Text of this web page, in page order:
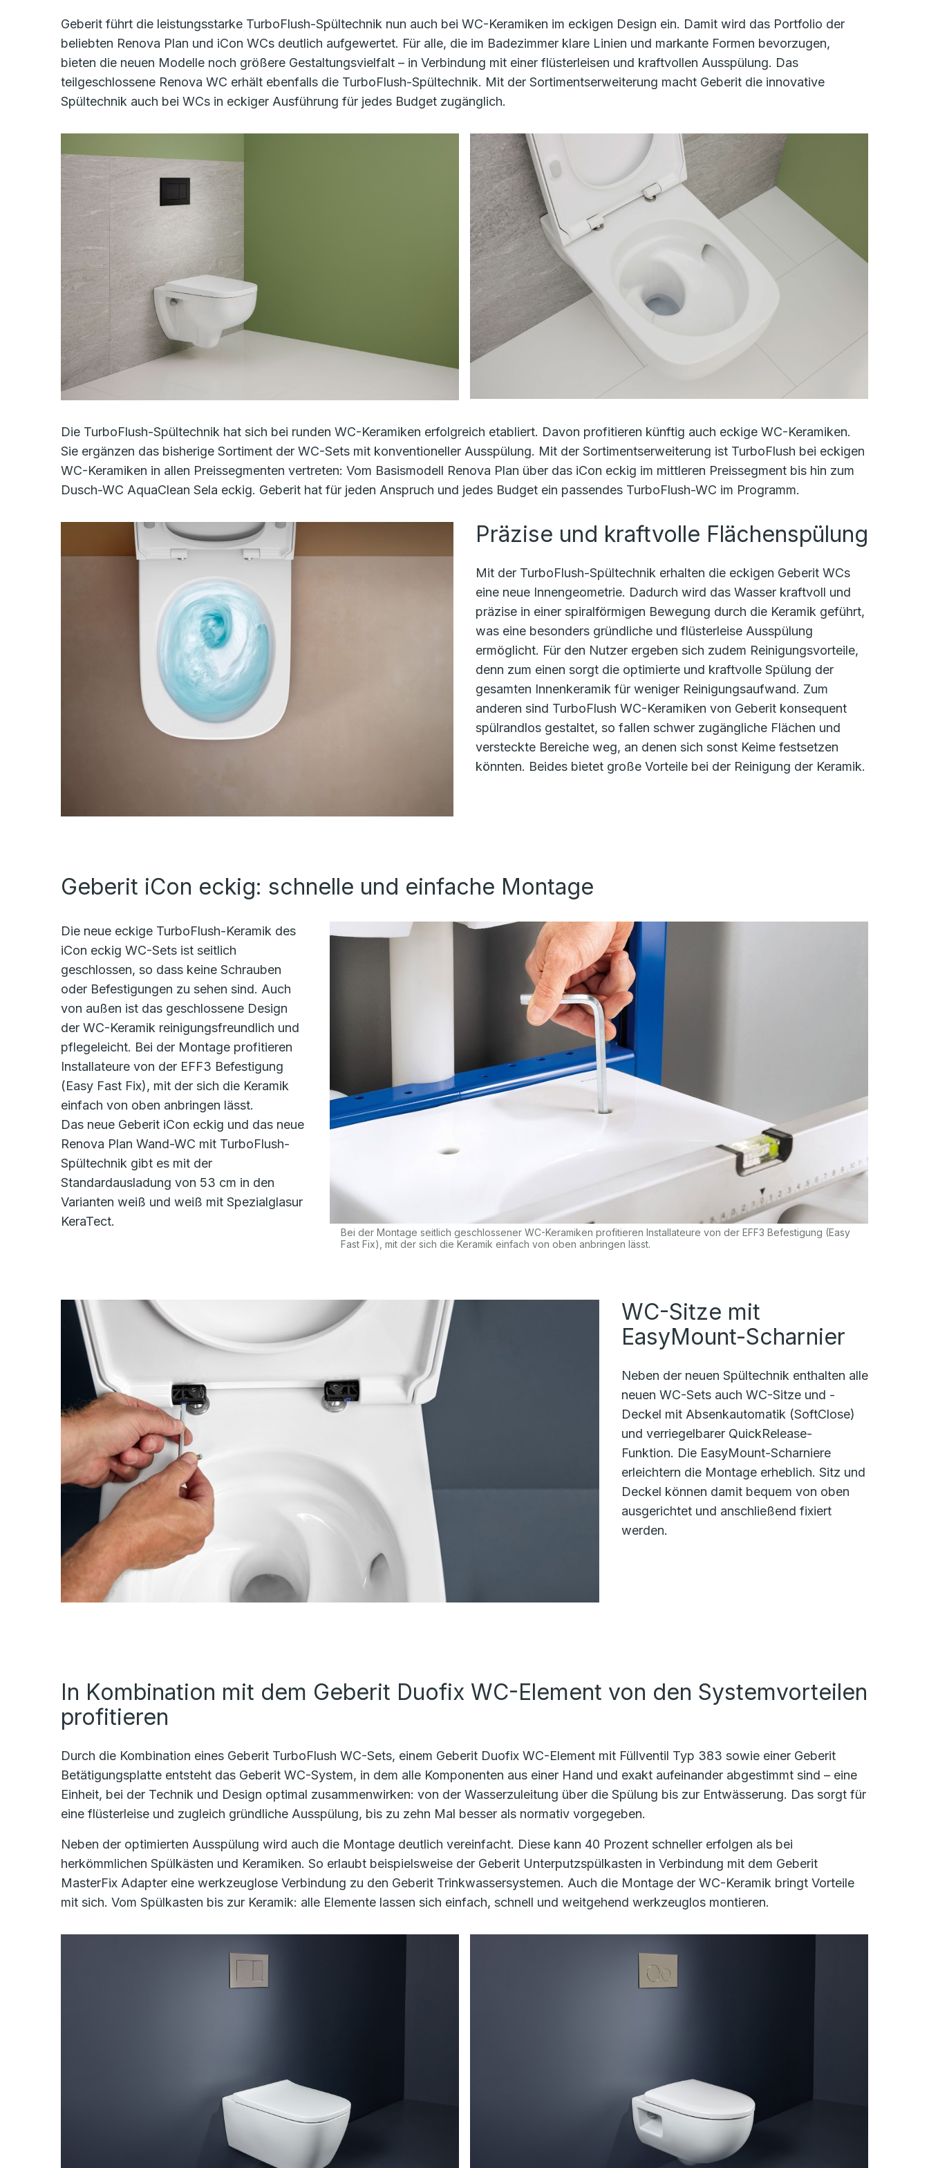
Geberit führt die leistungsstarke TurboFlush-Spültechnik nun auch bei WC-Keramiken im eckigen Design ein. Damit wird das Portfolio der
beliebten Renova Plan und iCon WCs deutlich aufgewertet. Für alle, die im Badezimmer klare Linien und markante Formen bevorzugen,
bieten die neuen Modelle noch größere Gestaltungsvielfalt – in Verbindung mit einer flüsterleisen und kraftvollen Ausspülung. Das
teilgeschlossene Renova WC erhält ebenfalls die TurboFlush-Spültechnik. Mit der Sortimentserweiterung macht Geberit die innovative
Spültechnik auch bei WCs in eckiger Ausführung für jedes Budget zugänglich.
Die TurboFlush-Spültechnik hat sich bei runden WC-Keramiken erfolgreich etabliert. Davon profitieren künftig auch eckige WC-Keramiken.
Sie ergänzen das bisherige Sortiment der WC-Sets mit konventioneller Ausspülung. Mit der Sortimentserweiterung ist TurboFlush bei eckigen
WC-Keramiken in allen Preissegmenten vertreten: Vom Basismodell Renova Plan über das iCon eckig im mittleren Preissegment bis hin zum
Dusch-WC AquaClean Sela eckig. Geberit hat für jeden Anspruch und jedes Budget ein passendes TurboFlush-WC im Programm.
Präzise und kraftvolle Flächenspülung
Mit der TurboFlush-Spültechnik erhalten die eckigen Geberit WCs
eine neue Innengeometrie. Dadurch wird das Wasser kraftvoll und
präzise in einer spiralförmigen Bewegung durch die Keramik geführt,
was eine besonders gründliche und flüsterleise Ausspülung
ermöglicht. Für den Nutzer ergeben sich zudem Reinigungsvorteile,
denn zum einen sorgt die optimierte und kraftvolle Spülung der
gesamten Innenkeramik für weniger Reinigungsaufwand. Zum
anderen sind TurboFlush WC-Keramiken von Geberit konsequent
spülrandlos gestaltet, so fallen schwer zugängliche Flächen und
versteckte Bereiche weg, an denen sich sonst Keime festsetzen
könnten. Beides bietet große Vorteile bei der Reinigung der Keramik.
Geberit iCon eckig: schnelle und einfache Montage
Bei der Montage seitlich geschlossener WC-Keramiken profitieren Installateure von der EFF3 Befestigung (Easy
Fast Fix), mit der sich die Keramik einfach von oben anbringen lässt.
Die neue eckige TurboFlush-Keramik des
iCon eckig WC-Sets ist seitlich
geschlossen, so dass keine Schrauben
oder Befestigungen zu sehen sind. Auch
von außen ist das geschlossene Design
der WC-Keramik reinigungsfreundlich und
pflegeleicht. Bei der Montage profitieren
Installateure von der EFF3 Befestigung
(Easy Fast Fix), mit der sich die Keramik
einfach von oben anbringen lässt.
Das neue Geberit iCon eckig und das neue
Renova Plan Wand-WC mit TurboFlush-
Spültechnik gibt es mit der
Standardausladung von 53 cm in den
Varianten weiß und weiß mit Spezialglasur
KeraTect.
WC-Sitze mit
EasyMount-Scharnier
Neben der neuen Spültechnik enthalten alle
neuen WC-Sets auch WC-Sitze und -
Deckel mit Absenkautomatik (SoftClose)
und verriegelbarer QuickRelease-
Funktion. Die EasyMount-Scharniere
erleichtern die Montage erheblich. Sitz und
Deckel können damit bequem von oben
ausgerichtet und anschließend fixiert
werden.
In Kombination mit dem Geberit Duofix WC-Element von den Systemvorteilen
profitieren
Durch die Kombination eines Geberit TurboFlush WC-Sets, einem Geberit Duofix WC-Element mit Füllventil Typ 383 sowie einer Geberit
Betätigungsplatte entsteht das Geberit WC-System, in dem alle Komponenten aus einer Hand und exakt aufeinander abgestimmt sind – eine
Einheit, bei der Technik und Design optimal zusammenwirken: von der Wasserzuleitung über die Spülung bis zur Entwässerung. Das sorgt für
eine flüsterleise und zugleich gründliche Ausspülung, bis zu zehn Mal besser als normativ vorgegeben.
Neben der optimierten Ausspülung wird auch die Montage deutlich vereinfacht. Diese kann 40 Prozent schneller erfolgen als bei
herkömmlichen Spülkästen und Keramiken. So erlaubt beispielsweise der Geberit Unterputzspülkasten in Verbindung mit dem Geberit
MasterFix Adapter eine werkzeuglose Verbindung zu den Geberit Trinkwassersystemen. Auch die Montage der WC-Keramik bringt Vorteile
mit sich. Vom Spülkasten bis zur Keramik: alle Elemente lassen sich einfach, schnell und weitgehend werkzeuglos montieren.